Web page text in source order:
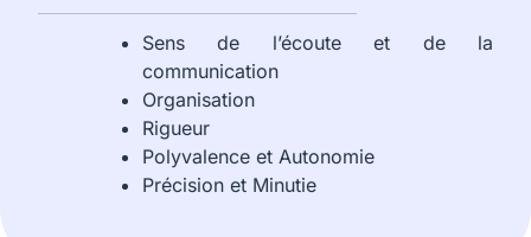
Sens de l’écoute et de la
communication
Organisation
Rigueur
Polyvalence et Autonomie
Précision et Minutie